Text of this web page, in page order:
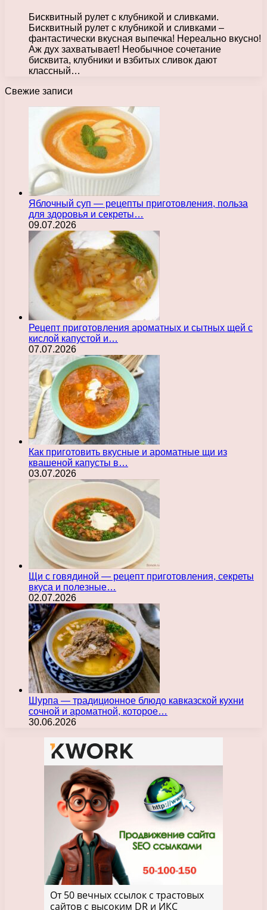
Бисквитный рулет с клубникой и сливками.
Бисквитный рулет с клубникой и сливками –
фантастически вкусная выпечка! Нереально вкусно!
Аж дух захватывает! Необычное сочетание
бисквита, клубники и взбитых сливок дают
классный…
Свежие записи
Яблочный суп — рецепты приготовления, польза
для здоровья и секреты…
09.07.2026
Рецепт приготовления ароматных и сытных щей с
кислой капустой и…
07.07.2026
Как приготовить вкусные и ароматные щи из
квашеной капусты в…
03.07.2026
Щи с говядиной — рецепт приготовления, секреты
вкуса и полезные…
02.07.2026
Шурпа — традиционное блюдо кавказской кухни
сочной и ароматной, которое…
30.06.2026